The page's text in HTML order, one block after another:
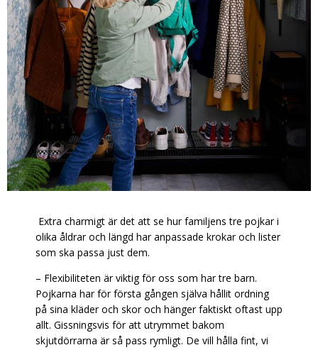
Extra charmigt är det att se hur familjens tre pojkar i
olika åldrar och längd har anpassade krokar och lister
som ska passa just dem.
– Flexibiliteten är viktig för oss som har tre barn.
Pojkarna har för första gången själva hållit ordning
på sina kläder och skor och hänger faktiskt oftast upp
allt. Gissningsvis för att utrymmet bakom
skjutdörrarna är så pass rymligt. De vill hålla fint, vi